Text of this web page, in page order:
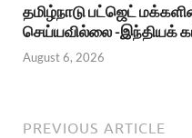
தமிழ்நாடு பட்ஜெட்
செய்யவில்லை -இந்தியக்
August 6, 2026
PREVIOUS ARTICLE